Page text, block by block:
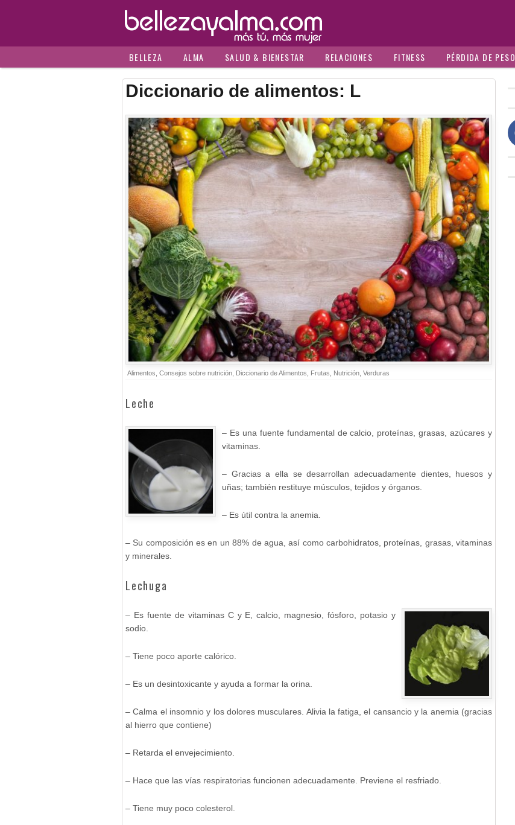
BELLEZA ALMA SALUD & BIENESTAR RELACIONES FITNESS PÉRDIDA DE PESO
Diccionario de alimentos: L
Alimentos Consejos sobre nutrición Diccionario de Alimentos Frutas Nutrición Verduras
Leche
– Es una fuente fundamental de calcio, proteínas, grasas, azúcares y
vitaminas.
– Gracias a ella se desarrollan adecuadamente dientes, huesos y
uñas; también restituye músculos, tejidos y órganos.
– Es útil contra la anemia.
– Su composición es en un 88% de agua, así como carbohidratos, proteínas, grasas, vitaminas
y minerales.
Lechuga
– Es fuente de vitaminas C y E, calcio, magnesio, fósforo, potasio y
sodio.
– Tiene poco aporte calórico.
– Es un desintoxicante y ayuda a formar la orina.
– Calma el insomnio y los dolores musculares. Alivia la fatiga, el cansancio y la anemia (gracias
al hierro que contiene)
– Retarda el envejecimiento.
– Hace que las vías respiratorias funcionen adecuadamente. Previene el resfriado.
– Tiene muy poco colesterol.